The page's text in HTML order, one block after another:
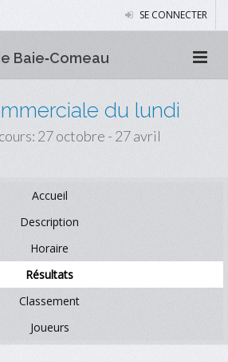
SE CONNECTER
Baie‑Comeau
du lundi
27 octobre - 27 avril
Accueil
Description
Horaire
Résultats
Classement
Joueurs